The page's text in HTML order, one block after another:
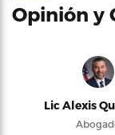
Opinión y
Lic Alexis